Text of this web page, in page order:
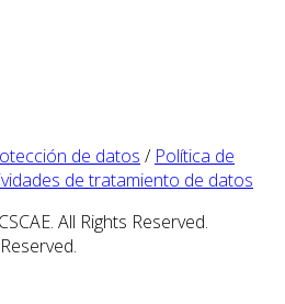
de datos / Política de
de tratamiento de datos
All Rights Reserved.